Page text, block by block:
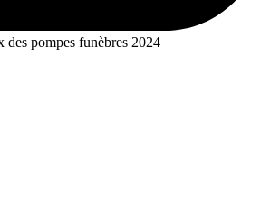
pompes funèbres 2024